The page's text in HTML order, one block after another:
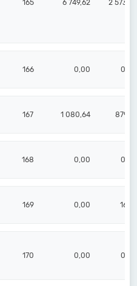
165 6 749,62 2 573,42
166 0,00 0,00
167 1 080,64 879,67
168 0,00 0,00
169 0,00 16,81
170 0,00 0,00